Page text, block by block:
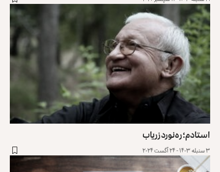
استادم؛ ره‌نورد زریاب
۳ سنبله ۱۴۰۳ - ۲۴ آگست ۲۰۲۴